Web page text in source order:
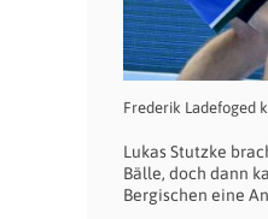
Frederik Ladefoged
Lukas Stutzke
Bälle, doch dann
Bergischen eine